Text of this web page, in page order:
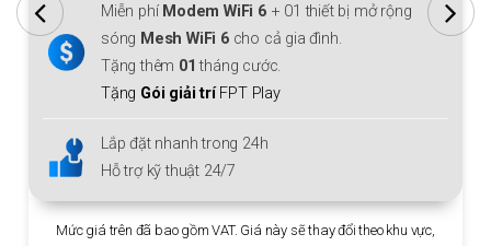
Miễn phí Modem WiFi 6 + 01 thiết bị mở rộng
sóng Mesh WiFi 6 cho cả gia đình.
Tặng thêm 01tháng cước.
Tặng Gói giải tríFPT Play
Lắp đặt nhanh trong 24h
Hỗ trợ kỹ thuật 24/7
Mức giá trên đã bao gồm VAT. Giá này sẽ thay đổi theo khu vực,